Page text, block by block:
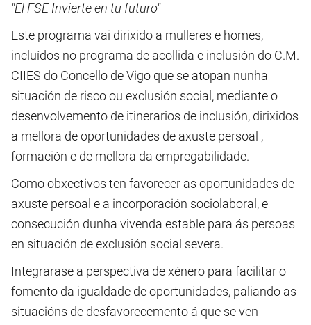
"El FSE Invierte en tu futuro"
Este programa vai dirixido a mulleres e homes,
incluídos no programa de acollida e inclusión do C.M.
CIIES do Concello de Vigo que se atopan nunha
situación de risco ou exclusión social, mediante o
desenvolvemento de itinerarios de inclusión, dirixidos
a mellora de oportunidades de axuste persoal ,
formación e de mellora da empregabilidade.
Como obxectivos ten favorecer as oportunidades de
axuste persoal e a incorporación sociolaboral, e
consecución dunha vivenda estable para ás persoas
en situación de exclusión social severa.
Integrarase a perspectiva de xénero para facilitar o
fomento da igualdade de oportunidades, paliando as
situacións de desfavorecemento á que se ven